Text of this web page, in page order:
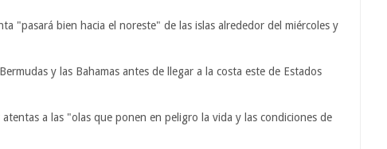
"pasará bien hacia el noreste" de las islas alrededor del miércoles y
y las Bahamas antes de llegar a la costa este de Estados
a las "olas que ponen en peligro la vida y las condiciones de